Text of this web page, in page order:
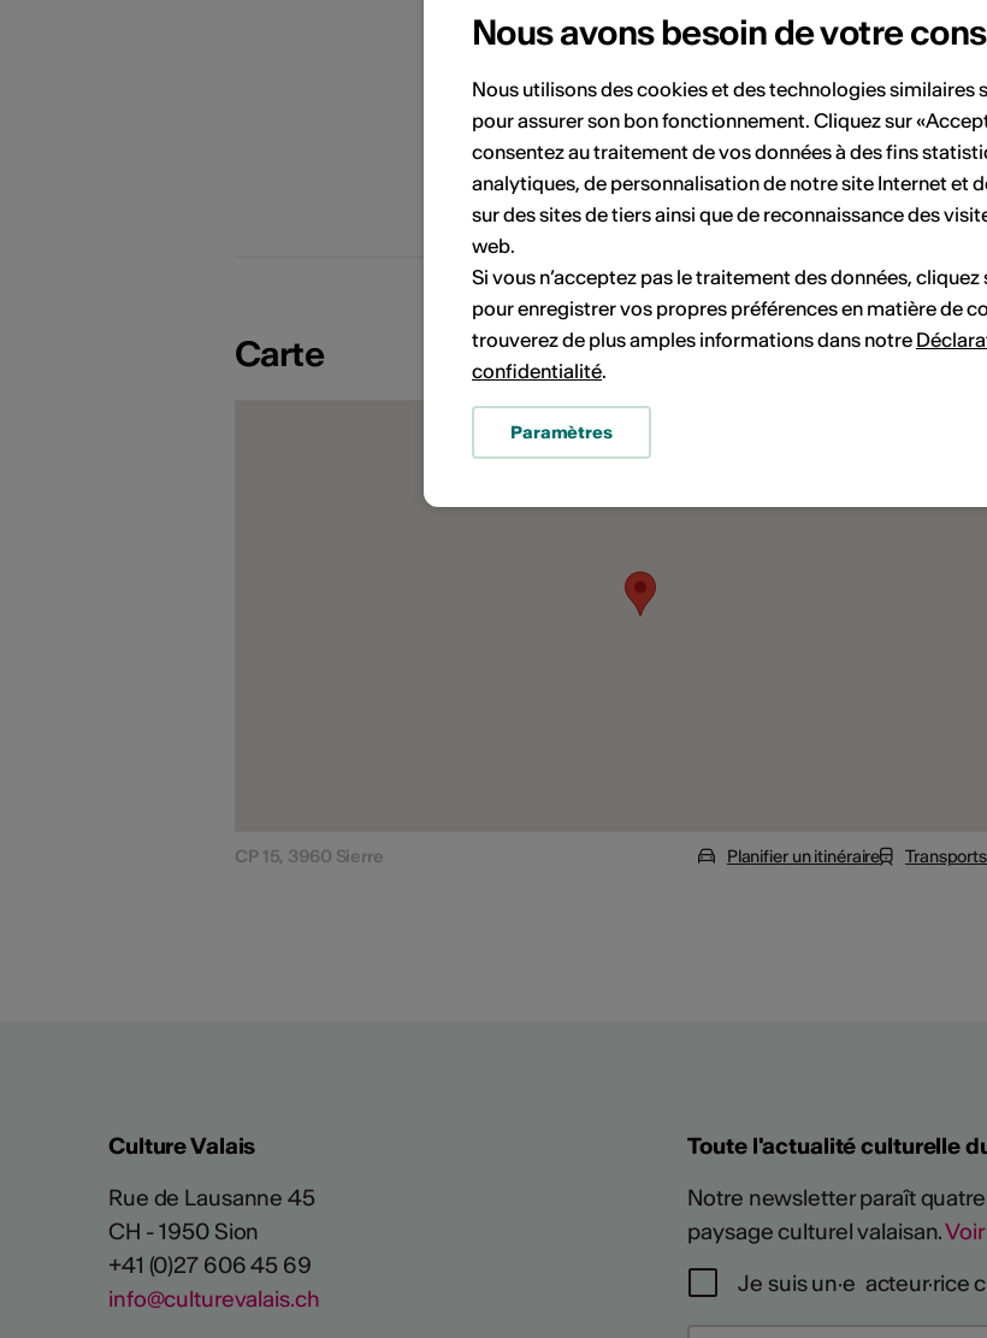
Louis Schwizgebel
24.01.2027
Alain Métrailler
Carte
CP 15, 3960 Sierre Planifier un itinéraire
Culture Valais
Rue de Lausanne 45
CH - 1950 Sion
+41 (0)27 606 45 69
info@culturevalais.ch
Toute l'actualité culturelle
Notre newsletter paraît
paysage culturel valaisan.
Je suis un·e acteur·rice
Nous avons besoin de votre
Nous utilisons des cookies et des technologies similaires
pour assurer son bon fonctionnement. Cliquez sur
consentez au traitement de vos données à des fins
analytiques, de personnalisation de notre site Internet et
sur des sites de tiers ainsi que de reconnaissance des
web.
Si vous n’acceptez pas le traitement des données, cliquez
pour enregistrer vos propres préférences en matière de
trouverez de plus amples informations dans notre
confidentialité.
Paramètres